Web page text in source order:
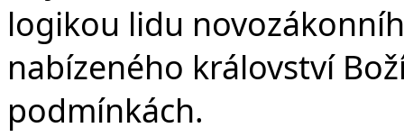
logikou lidu
nabízeného království
podmínkách.